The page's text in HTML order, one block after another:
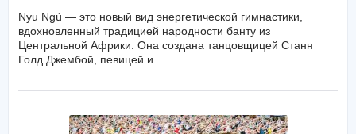
Nyu Ngù — это новый вид энергетической гимнастики,
вдохновленный традицией народности банту из
Центральной Африки. Она создана танцовщицей Станн
Голд Джембой, певицей и ...